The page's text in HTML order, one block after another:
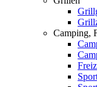
Camping,